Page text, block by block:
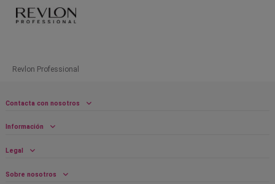
Revlon Professional
Contacta con nosotros
Información
Legal
Sobre nosotros